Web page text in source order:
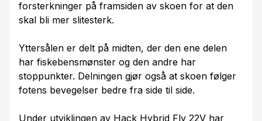
forsterkninger på framsiden av skoen for at den
skal bli mer slitesterk.
Yttersålen er delt på midten, der den ene delen
har fiskebensmønster og den andre har
stoppunkter. Delningen gjør også at skoen følger
fotens bevegelser bedre fra side til side.
Under utviklingen av Hack Hybrid Fly 22V har